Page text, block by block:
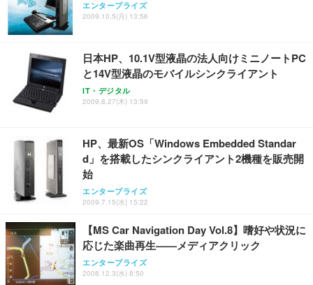
エンタープライズ
2009.10.5(月) 13:56
日本HP、10.1V型液晶の法人向けミニノートPC
と14V型液晶のモバイルシンクライアント
IT・デジタル
2009.8.27(木) 13:59
HP、最新OS「Windows Embedded Standar
d」を搭載したシンクライアント2機種を販売開
始
エンタープライズ
2009.7.15(水) 15:22
【MS Car Navigation Day Vol.8】嗜好や状況に
応じた楽曲再生——メディアクリック
エンタープライズ
2008.12.3(水) 8:50